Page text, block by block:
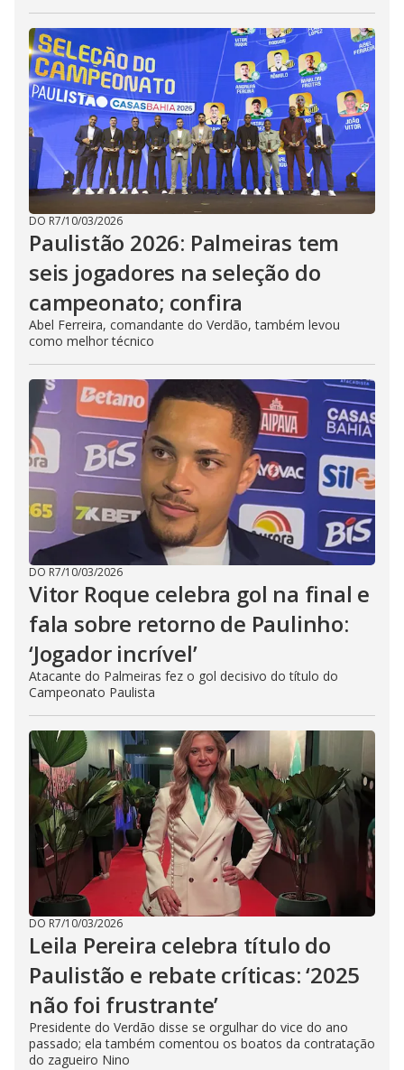
DO R7/10/03/2026
Paulistão 2026: Palmeiras tem
seis jogadores na seleção do
campeonato; confira
Abel Ferreira, comandante do Verdão, também levou
como melhor técnico
DO R7/10/03/2026
Vitor Roque celebra gol na final e
fala sobre retorno de Paulinho:
‘Jogador incrível’
Atacante do Palmeiras fez o gol decisivo do título do
Campeonato Paulista
DO R7/10/03/2026
Leila Pereira celebra título do
Paulistão e rebate críticas: ‘2025
não foi frustrante’
Presidente do Verdão disse se orgulhar do vice do ano
passado; ela também comentou os boatos da contratação
do zagueiro Nino